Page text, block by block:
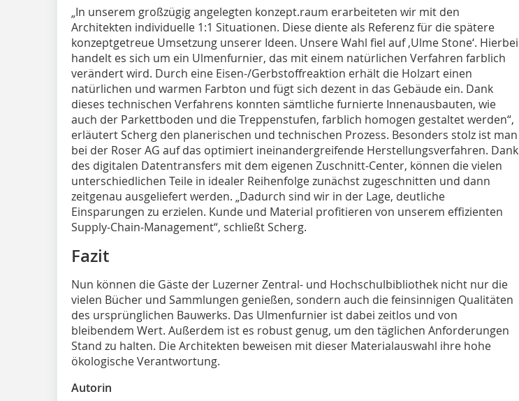
„In unserem großzügig angelegten konzept.raum erarbeiteten wir mit den
Architekten individuelle 1:1 Situationen. Diese diente als Referenz für die spätere
konzeptgetreue Umsetzung unserer Ideen. Unsere Wahl fiel auf ‚Ulme Stone‘. Hierbei
handelt es sich um ein Ulmenfurnier, das mit einem natürlichen Verfahren farblich
verändert wird. Durch eine Eisen-/Gerbstoffreaktion erhält die Holzart einen
natürlichen und warmen Farbton und fügt sich dezent in das Gebäude ein. Dank
dieses technischen Verfahrens konnten sämtliche furnierte Innenausbauten, wie
auch der Parkettboden und die Treppenstufen, farblich homogen gestaltet werden“,
erläutert Scherg den planerischen und technischen Prozess. Besonders stolz ist man
bei der Roser AG auf das optimiert ineinandergreifende Herstellungsverfahren. Dank
des digitalen Datentransfers mit dem eigenen Zuschnitt-Center, können die vielen
unterschiedlichen Teile in idealer Reihenfolge zunächst zugeschnitten und dann
zeitgenau ausgeliefert werden. „Dadurch sind wir in der Lage, deutliche
Einsparungen zu erzielen. Kunde und Material profitieren von unserem effizienten
Supply-Chain-Management“, schließt Scherg.
Fazit
Nun können die Gäste der Luzerner Zentral- und Hochschulbibliothek nicht nur die
vielen Bücher und Sammlungen genießen, sondern auch die feinsinnigen Qualitäten
des ursprünglichen Bauwerks. Das Ulmenfurnier ist dabei zeitlos und von
bleibendem Wert. Außerdem ist es robust genug, um den täglichen Anforderungen
Stand zu halten. Die Architekten beweisen mit dieser Materialauswahl ihre hohe
ökologische Verantwortung.
Autorin